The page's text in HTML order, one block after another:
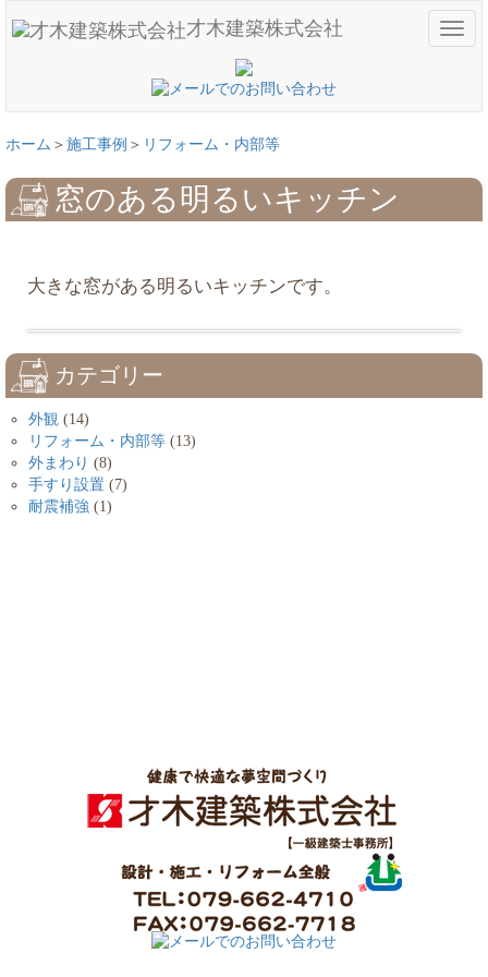
メ
ニ
才木建築株式会社
ホーム 施工事例 リフォーム・内部等
窓のある明るいキッチン
大きな窓がある明るいキッチンです。
カテゴリー
外観 (14)
リフォーム・内部等 (13)
外まわり (8)
手すり設置 (7)
耐震補強 (1)